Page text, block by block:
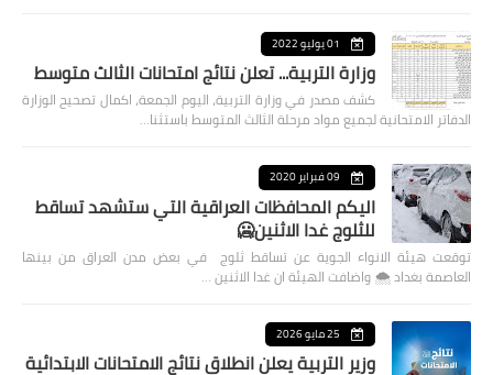
01 يوليو 2022
وزارة التربية... تعلن نتائج امتحانات الثالث متوسط
كشف مصدر في وزارة التربية، اليوم الجمعة، اكمال تصحيح الوزارة
الدفاتر الامتحانية لجميع مواد مرحلة الثالث المتوسط باستثنا…
09 فبراير 2020
اليكم المحافظات العراقية التي ستشهد تساقط
للثلوج غدا الاثنين🥶
توقعت هيئة الانواء الجوية عن تساقط ثلوج في بعض مدن العراق من بينها
العاصمة بغداد ⁦🌨️⁩ واضافت الهيئة ان غدا الاثنين …
25 مايو 2026
وزير التربية يعلن انطلاق نتائج الامتحانات الابتدائية